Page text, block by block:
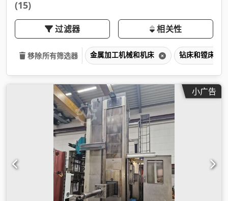
(15)
过滤器 相关性
移除所有筛选器 金属加工机械和机床 钻床和镗床
小广告